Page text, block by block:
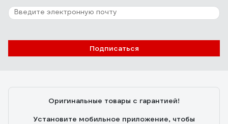
116 отзывов
древесины NEOMID 430 Eco 5 кг Н-430-5/
Подписаться
Оригинальные товары с гарантией!
Установите мобильное приложение, чтобы